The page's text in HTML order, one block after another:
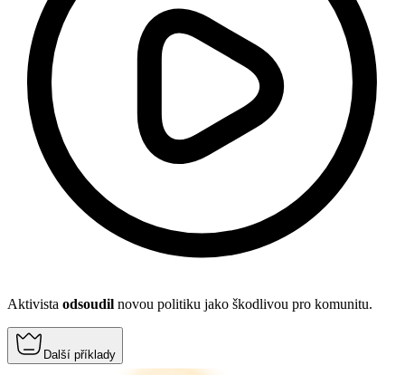
Aktivista odsoudil novou politiku jako škodlivou pro komunitu.
Další příklady